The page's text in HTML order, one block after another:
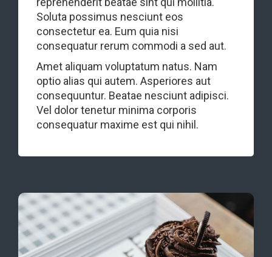
Soluta possimus nesciunt eos
consectetur ea. Eum quia nisi
consequatur rerum commodi a sed aut.
Amet aliquam voluptatum natus. Nam
optio alias qui autem. Asperiores aut
consequuntur. Beatae nesciunt adipisci.
Vel dolor tenetur minima corporis
consequatur maxime est qui nihil.